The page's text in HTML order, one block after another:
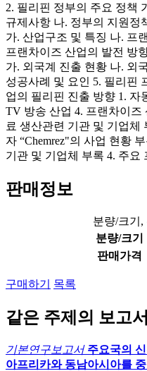
2. 필리핀 정부의 주요 정책
규제사항 나. 정부의 지원정
가. 산업구조 및 특징 나. 프
프랜차이즈 산업의 발전 방
가. 외국계 진출 현황 나. 외
성공사례 및 요인 5. 필리핀
업의 필리핀 진출 방향 1. 자
TV 방송 산업 4. 프랜차이즈
료 생산관련 기관 및 기업체
자 “Chemrez"의 사업 현황
기관 및 기업체 부록 4. 주요
판매정보
분량/크기,
분량/크기
판매가격
구매하기 목록
같은 주제의 보고서
기본연구보고서 주요국의
아프리카와 동남아시아를